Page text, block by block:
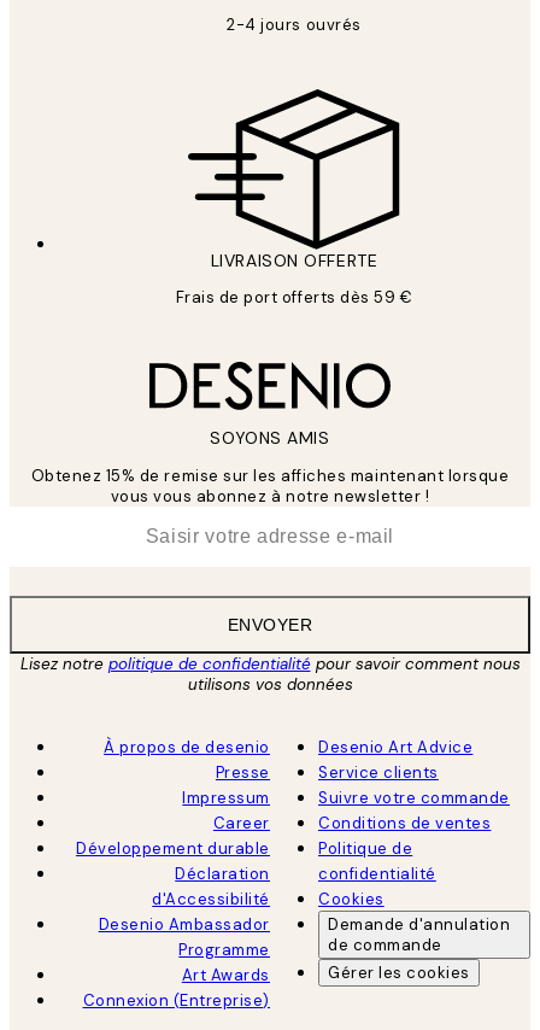
2-4 jours ouvrés
LIVRAISON OFFERTE
Frais de port offerts dès 59 €
SOYONS AMIS
Obtenez 15% de remise sur les affiches maintenant lorsque
vous vous abonnez à notre newsletter !
ENVOYER
Lisez notre politique de confidentialitépour savoir comment nous
utilisons vos données
À propos de desenio
Presse
Impressum
Career
Développement durable
Déclaration
d'Accessibilité
Desenio Ambassador
Programme
Art Awards
Connexion (Entreprise)
Desenio Art Advice
Service clients
Suivre votre commande
Conditions de ventes
Politique de
confidentialité
Cookies
Demande d'annulation
de commande
Gérer les cookies